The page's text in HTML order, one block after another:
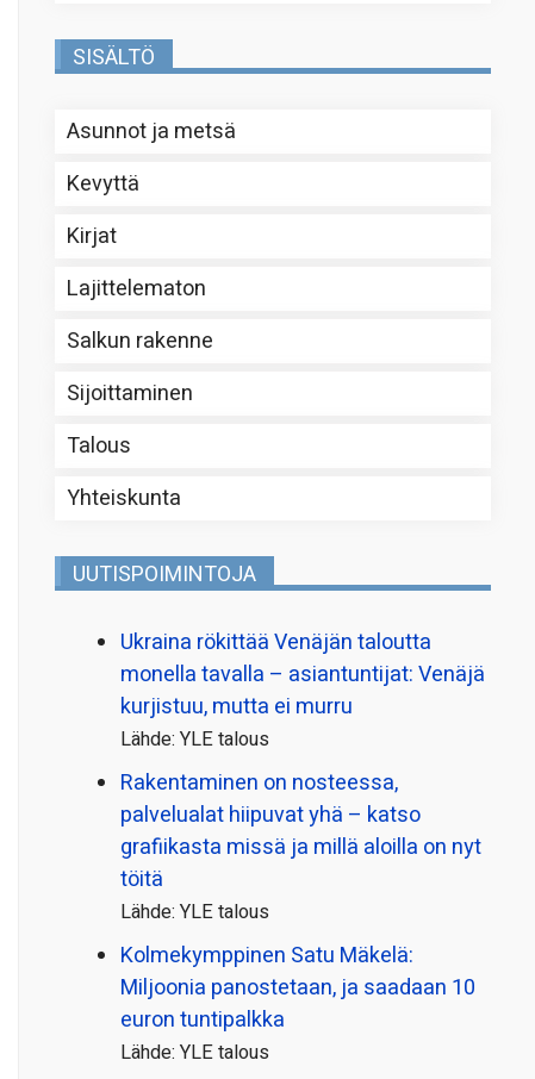
SISÄLTÖ
Asunnot ja metsä
Kevyttä
Kirjat
Lajittelematon
Salkun rakenne
Sijoittaminen
Talous
Yhteiskunta
UUTISPOIMINTOJA
Ukraina rökittää Venäjän taloutta
monella tavalla – asiantuntijat: Venäjä
kurjistuu, mutta ei murru
Lähde: YLE talous
Rakentaminen on nosteessa,
palvelualat hiipuvat yhä – katso
grafiikasta missä ja millä aloilla on nyt
töitä
Lähde: YLE talous
Kolmekymppinen Satu Mäkelä:
Miljoonia panostetaan, ja saadaan 10
euron tuntipalkka
Lähde: YLE talous